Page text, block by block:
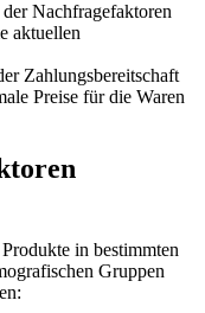
Nachfragefaktoren
aktuellen
Zahlungsbereitschaft
Preise für die Waren
in bestimmten
Gruppen